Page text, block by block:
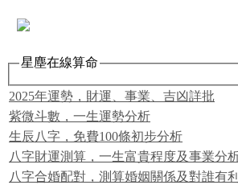
星塵在線算命
2025年運勢，財運、事業、吉凶詳批
紫微斗數，一生運勢分析
生辰八字，免費100條初步分析
八字財運測算，一生富貴程度及事業分
八字合婚配對，測算婚姻關係及對誰有利